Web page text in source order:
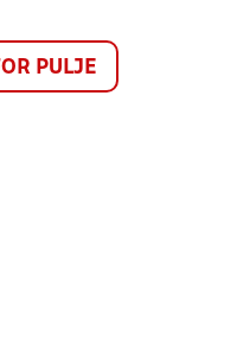
PULJE